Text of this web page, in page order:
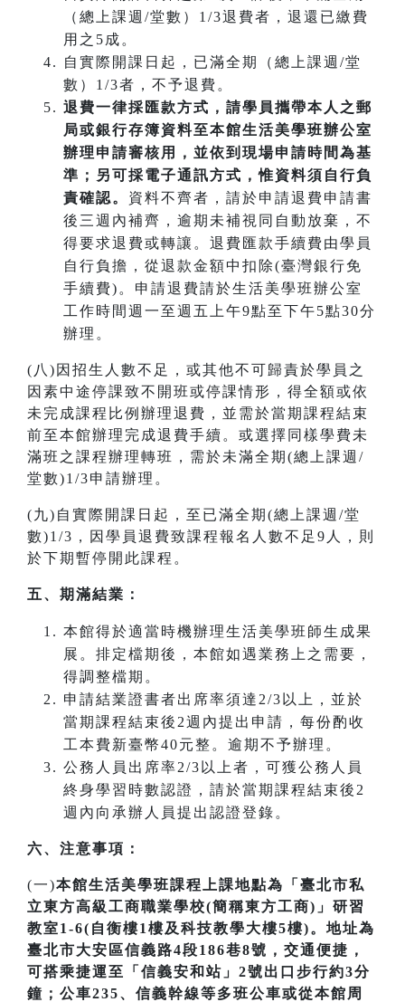
（總上課週/堂數）1/3退費者，退還已繳費
用之5成。
自實際開課日起，已滿全期（總上課週/堂
數）1/3者，不予退費。
退費一律採匯款方式，請學員攜帶本人之郵
局或銀行存簿資料至本館生活美學班辦公室
辦理申請審核用，並依到現場申請時間為基
準；另可採電子通訊方式，惟資料須自行負
責確認。 資料不齊者，請於申請退費申請書
後三週內補齊，逾期未補視同自動放棄，不
得要求退費或轉讓。退費匯款手續費由學員
自行負擔，從退款金額中扣除(臺灣銀行免
手續費)。申請退費請於生活美學班辦公室
工作時間週一至週五上午9點至下午5點30分
辦理。
(八)因招生人數不足，或其他不可歸責於學員之
因素中途停課致不開班或停課情形，得全額或依
未完成課程比例辦理退費，並需於當期課程結束
前至本館辦理完成退費手續。或選擇同樣學費未
滿班之課程辦理轉班，需於未滿全期(總上課週/
堂數)1/3申請辦理。
(九)自實際開課日起，至已滿全期(總上課週/堂
數)1/3，因學員退費致課程報名人數不足9人，則
於下期暫停開此課程。
五、期滿結業：
本館得於適當時機辦理生活美學班師生成果
展。排定檔期後，本館如遇業務上之需要，
得調整檔期。
申請結業證書者出席率須達2/3以上，並於
當期課程結束後2週內提出申請，每份酌收
工本費新臺幣40元整。逾期不予辦理。
公務人員出席率2/3以上者，可獲公務人員
終身學習時數認證，請於當期課程結束後2
週內向承辦人員提出認證登錄。
六、注意事項：
(一)本館生活美學班課程上課地點為「臺北市私
立東方高級工商職業學校(簡稱東方工商)」研習
教室1-6(自衡樓1樓及科技教學大樓5樓)。地址為
臺北市大安區信義路4段186巷8號，交通便捷，
可搭乘捷運至「信義安和站」2號出口步行約3分
鐘；公車235、信義幹線等多班公車或從本館周